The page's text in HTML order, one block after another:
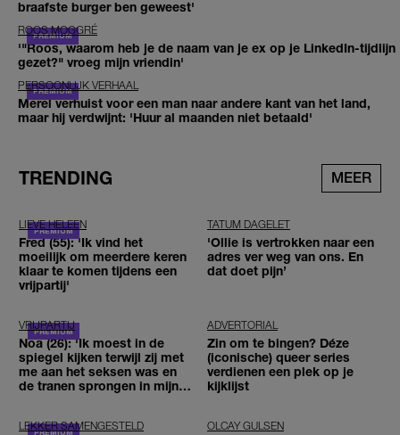
braafste burger ben geweest'
ROOS MOGGRÉ
'"Roos, waarom heb je de naam van je ex op je LinkedIn-tijdlijn
gezet?" vroeg mijn vriendin'
PERSOONLIJK VERHAAL
Merel verhuist voor een man naar andere kant van het land,
maar hij verdwijnt: 'Huur al maanden niet betaald'
TRENDING MEER
LIEVE HELEEN
Fred (55): 'Ik vind het
moeilijk om meerdere keren
klaar te komen tijdens een
vrijpartij'
TATUM DAGELET
'Ollie is vertrokken naar een
adres ver weg van ons. En
dat doet pijn’
VRIJPARTIJ
Noa (26): 'Ik moest in de
spiegel kijken terwijl zij met
me aan het seksen was en
de tranen sprongen in mijn
ADVERTORIAL
Zin om te bingen? Déze
(iconische) queer series
verdienen een plek op je
kijklijst
LEKKER SAMENGESTELD OLCAY GULSEN